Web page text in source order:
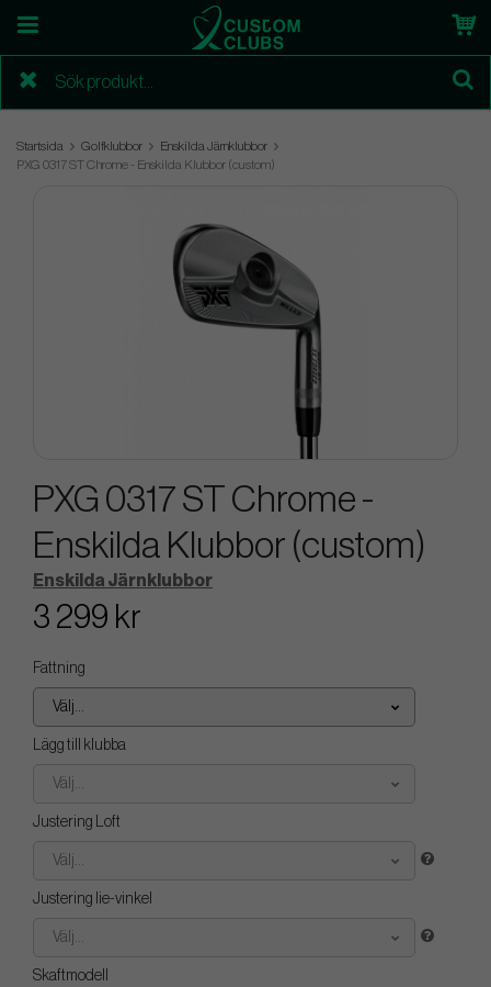
Startsida Golfklubbor
Enskilda Järnklubbor
PXG 0317 ST Chrome - Enskilda Klubbor (custom)
PXG 0317 ST Chrome -
Enskilda Klubbor (custom)
Enskilda Järnklubbor
3 299 kr
Fattning
Välj...
Lägg till klubba
Välj...
Justering Loft
Välj...
Justering lie-vinkel
Välj...
Skaftmodell